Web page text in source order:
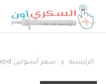
الرئيسية سعر أنسولين Actrapid